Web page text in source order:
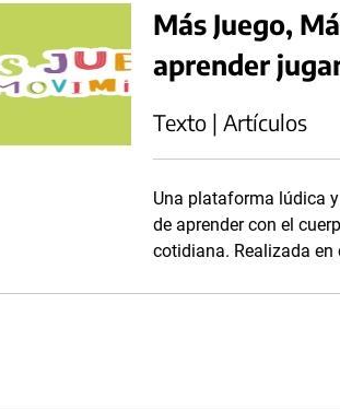
Más Juego,
aprender
Texto | Artículos
Una plataforma lúdica
de aprender con el
cotidiana. Realizada en